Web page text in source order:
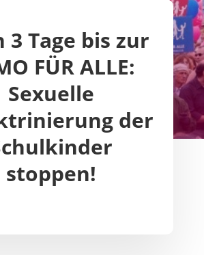
3 Tage bis zur
FÜR ALLE:
Sexuelle
der
stoppen!